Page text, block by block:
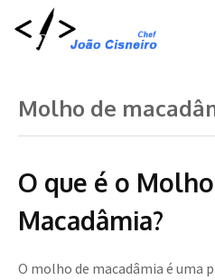
Molho de
O que é o
Macadâmia?
O molho de macadâmia é uma